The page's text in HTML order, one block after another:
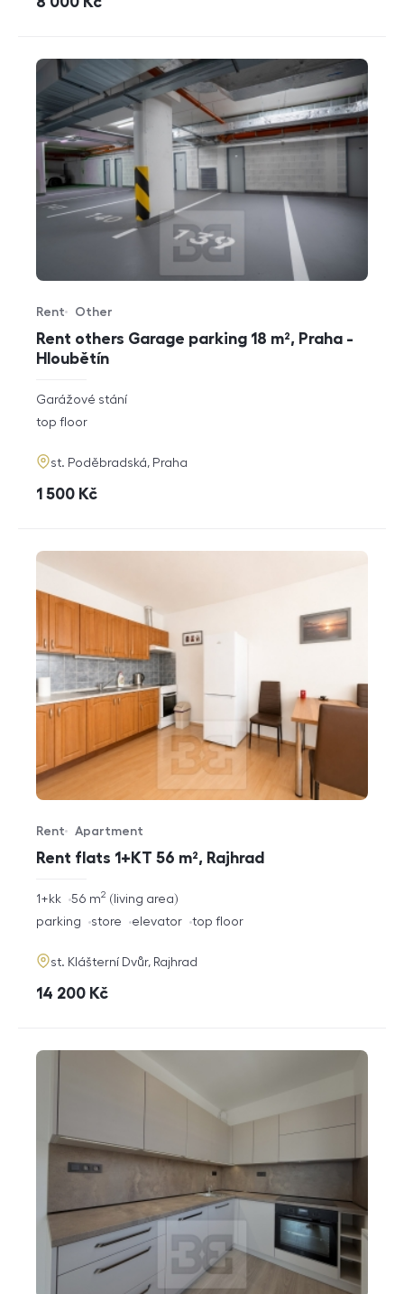
Rent others Garage parking 18 m², Praha -
Hloubětín
Offer type
Rent
Property type
Other
rozměry
disposition
Garážové stání
funkce
top floor
adresa
st. Poděbradská, Praha
cena
1 500 Kč
Rent flats 1+KT 56 m², Rajhrad
Offer type
Rent
Property type
Apartment
rozměry
disposition
1+kk living area
56 m2
funkce
parking store elevator top floor
adresa
st. Klášterní Dvůr, Rajhrad
cena
14 200 Kč